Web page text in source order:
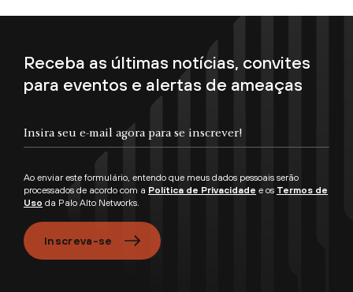
Receba as últimas notícias, convites
para eventos e alertas de ameaças
Ao enviar este formulário, entendo que meus dados pessoais serão
processados de acordo com a Política de Privacidade e os Termos de
Uso da Palo Alto Networks.
Inscreva-se